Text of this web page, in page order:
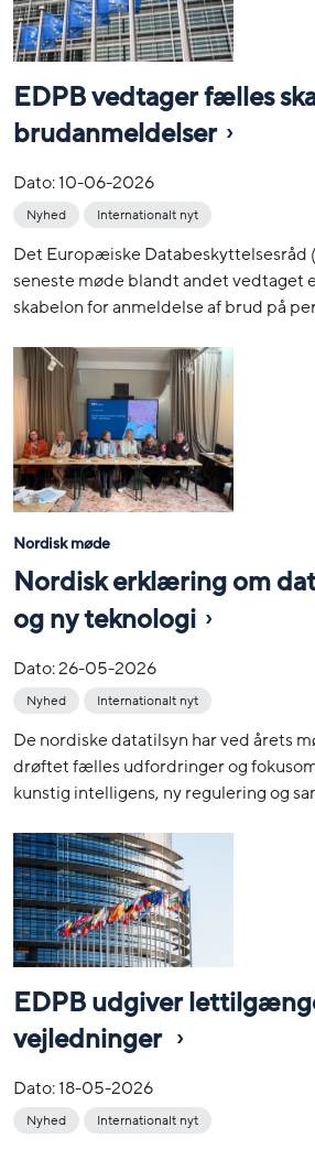
EDPB vedtager fælles
brudanmeldelser
Dato:10-06-2026
Nyhed Internationalt nyt
Det Europæiske Databeskyttelsesråd
seneste møde blandt andet
skabelon for anmeldelse af brud på
Nordisk møde
Nordisk erklæring om
og ny teknologi
Dato:26-05-2026
Nyhed Internationalt nyt
De nordiske datatilsyn har ved årets
drøftet fælles udfordringer og
kunstig intelligens, ny regulering og
EDPB udgiver
vejledninger
Dato:18-05-2026
Nyhed Internationalt nyt